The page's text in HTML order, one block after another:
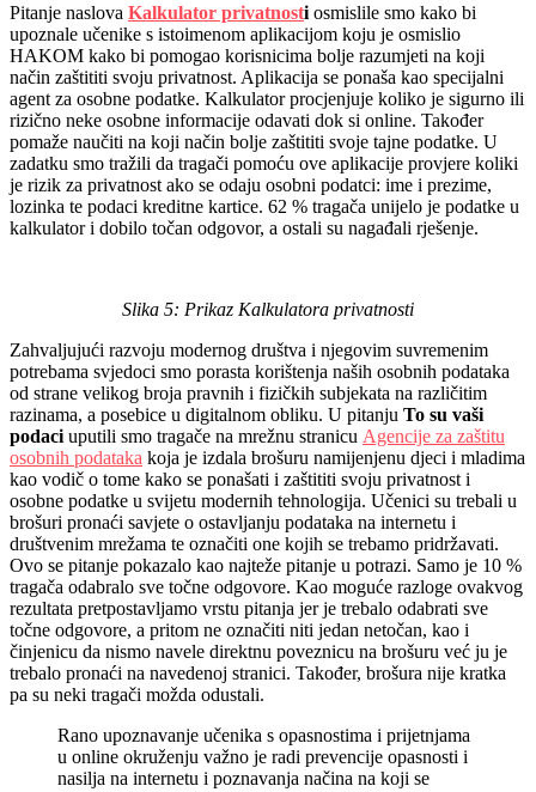
Pitanje naslova Kalkulator privatnosti osmislile smo kako bi
upoznale učenike s istoimenom aplikacijom koju je osmislio
HAKOM kako bi pomogao korisnicima bolje razumjeti na koji
način zaštititi svoju privatnost. Aplikacija se ponaša kao specijalni
agent za osobne podatke. Kalkulator procjenjuje koliko je sigurno ili
rizično neke osobne informacije odavati dok si online. Također
pomaže naučiti na koji način bolje zaštititi svoje tajne podatke. U
zadatku smo tražili da tragači pomoću ove aplikacije provjere koliki
je rizik za privatnost ako se odaju osobni podatci: ime i prezime,
lozinka te podaci kreditne kartice. 62 % tragača unijelo je podatke u
kalkulator i dobilo točan odgovor, a ostali su nagađali rješenje.
Slika 5: Prikaz Kalkulatora privatnosti
Zahvaljujući razvoju modernog društva i njegovim suvremenim
potrebama svjedoci smo porasta korištenja naših osobnih podataka
od strane velikog broja pravnih i fizičkih subjekata na različitim
razinama, a posebice u digitalnom obliku. U pitanju To su vaši
podaci uputili smo tragače na mrežnu stranicu Agencije za zaštitu
osobnih podataka koja je izdala brošuru namijenjenu djeci i mladima
kao vodič o tome kako se ponašati i zaštititi svoju privatnost i
osobne podatke u svijetu modernih tehnologija. Učenici su trebali u
brošuri pronaći savjete o ostavljanju podataka na internetu i
društvenim mrežama te označiti one kojih se trebamo pridržavati.
Ovo se pitanje pokazalo kao najteže pitanje u potrazi. Samo je 10 %
tragača odabralo sve točne odgovore. Kao moguće razloge ovakvog
rezultata pretpostavljamo vrstu pitanja jer je trebalo odabrati sve
točne odgovore, a pritom ne označiti niti jedan netočan, kao i
činjenicu da nismo navele direktnu poveznicu na brošuru već ju je
trebalo pronaći na navedenoj stranici. Također, brošura nije kratka
pa su neki tragači možda odustali.
Rano upoznavanje učenika s opasnostima i prijetnjama
u online okruženju važno je radi prevencije opasnosti i
nasilja na internetu i poznavanja načina na koji se